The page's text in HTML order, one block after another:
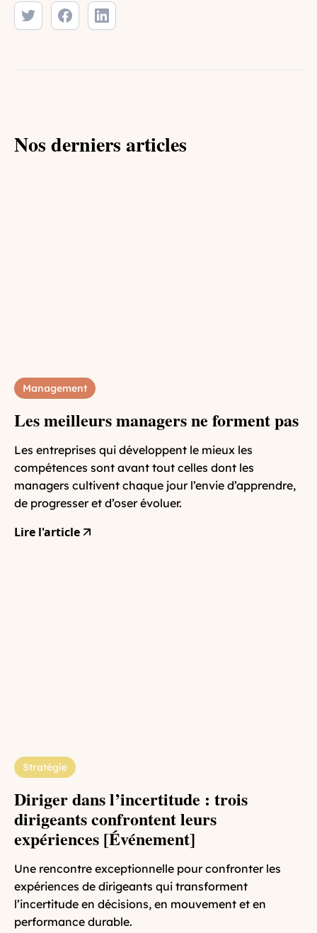
Nos derniers articles
Management
Les meilleurs managers ne forment pas
Les entreprises qui développent le mieux les
compétences sont avant tout celles dont les
managers cultivent chaque jour l’envie d’apprendre,
de progresser et d’oser évoluer.
Lire l'article
Stratégie
Diriger dans l’incertitude : trois
dirigeants confrontent leurs
expériences [Événement]
Une rencontre exceptionnelle pour confronter les
expériences de dirigeants qui transforment
l’incertitude en décisions, en mouvement et en
performance durable.